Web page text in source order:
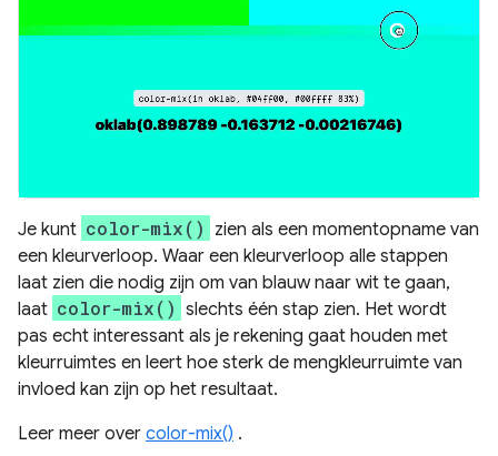
Je kunt color-mix() zien als een momentopname van
een kleurverloop. Waar een kleurverloop alle stappen
laat zien die nodig zijn om van blauw naar wit te gaan,
laat color-mix() slechts één stap zien. Het wordt
pas echt interessant als je rekening gaat houden met
kleurruimtes en leert hoe sterk de mengkleurruimte van
invloed kan zijn op het resultaat.
Leer meer over color-mix() .